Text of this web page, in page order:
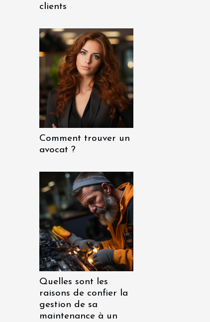
clients
Comment trouver un
avocat ?
Quelles sont les
raisons de confier la
gestion de sa
maintenance à un